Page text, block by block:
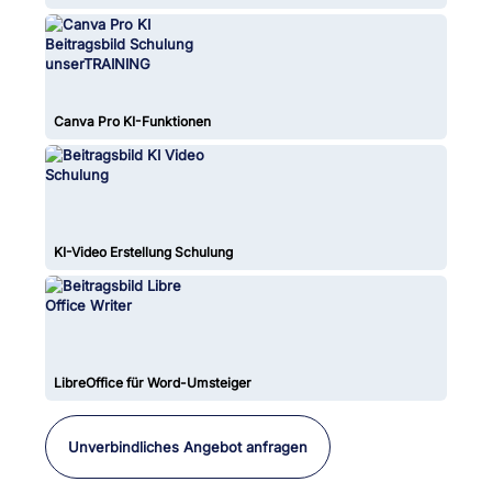
Canva Pro KI-Funktionen
KI-Video Erstellung Schulung
LibreOffice für Word-Umsteiger
Unverbindliches Angebot anfragen